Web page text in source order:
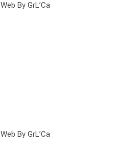
Web By GrL’Ca
Web By GrL’Ca